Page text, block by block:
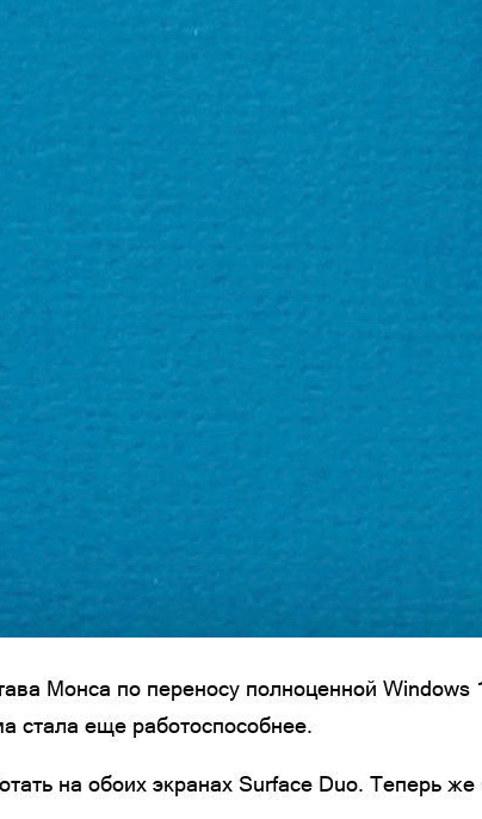
Монса по переносу полноценной
стала еще работоспособнее.
на обоих экранах Surface Duo. Теперь